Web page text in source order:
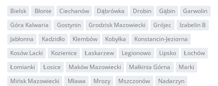
Bielsk Błonie Ciechanów Dąbrówka Drobin Gąbin
Garwolin
Góra Kalwaria
Gostynin Grodzisk Mazowiecki Grójec
Izabelin B
Jabłonna
Kadzidło Klembów Kobyłka
Konstancin-Jeziorna
Kosów Lacki
Kozienice Łaskarzew Legionowo Lipsko
Łochów
Łomianki
Łosice Maków Mazowiecki Małkinia Górna
Marki
Mińsk Mazowiecki
Mława Mrozy Mszczonów
Nadarzyn